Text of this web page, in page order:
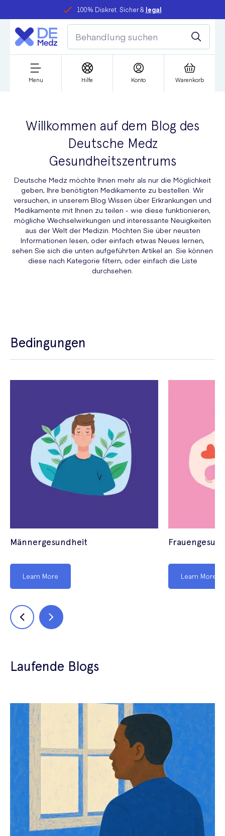
100% Diskret. Sicher & legal
Menu Hilfe Konto Warenkorb
Willkommen auf dem Blog des
Deutsche Medz
Gesundheitszentrums
Deutsche Medz möchte Ihnen mehr als nur die Möglichkeit
geben, Ihre benötigten Medikamente zu bestellen. Wir
versuchen, in unserem Blog Wissen über Erkrankungen und
Medikamente mit Ihnen zu teilen - wie diese funktionieren,
mögliche Wechselwirkungen und interessante Neuigkeiten
aus der Welt der Medizin. Möchten Sie über neusten
Informationen lesen, oder einfach etwas Neues lernen,
sehen Sie sich die unten aufgeführten Artikel an. Sie können
diese nach Kategorie filtern, oder einfach die Liste
durchsehen.
Bedingungen
Männergesundheit
Learn More Learn More
Laufende Blogs